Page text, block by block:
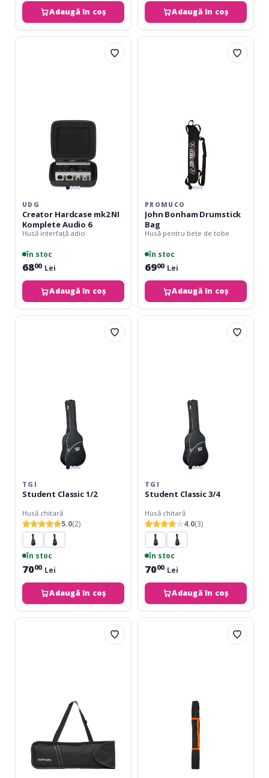
Adaugă în coș Adaugă în coș
UDG
UDG
Creator Hardcase mk2 NI
Komplete Audio 6
Husă interfață adio
în stoc
6800 Lei
Adaugă în coș
Promuco
PROMUCO
John Bonham Drumstick
Bag
Husă pentru bețe de tobe
în stoc
6900 Lei
Adaugă în coș
TGI
TGI
Student Classic 1/2
Husă chitară
5.0(2)
în stoc
7000 Lei
Adaugă în coș
TGI
TGI
Student Classic 3/4
Husă chitară
4.0(3)
în stoc
7000 Lei
Adaugă în coș
Gewa
Athletic